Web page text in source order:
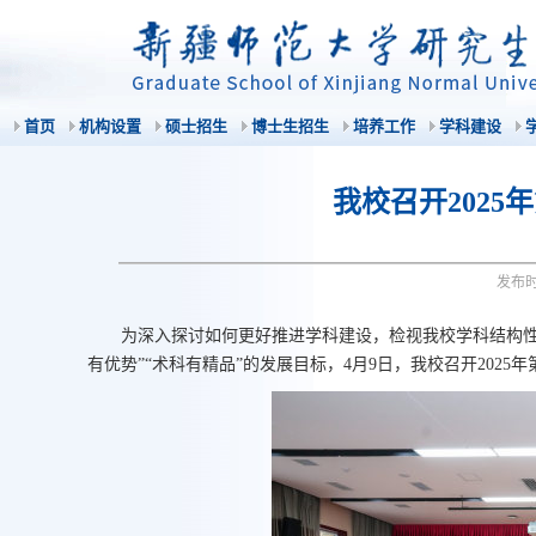
首页 机构设置 硕士招生 博士生招生 培养工作 学科建设
我校召开2025
发布
为深入探讨如何更好推进学科建设，检视我校学科结构
有优势”“术科有精品”的发展目标，4月9日，我校召开2025